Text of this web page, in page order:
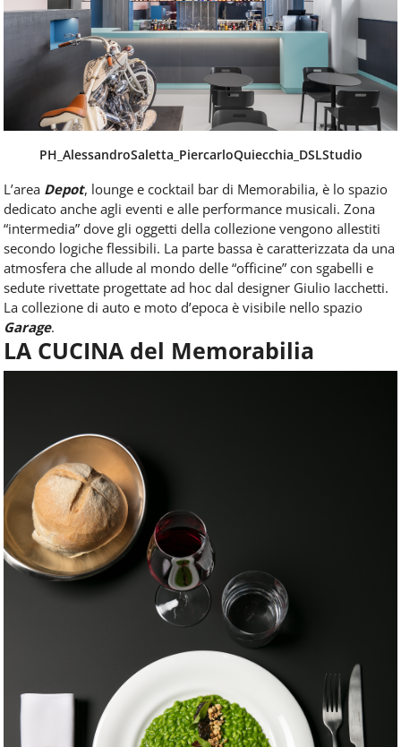
PH_AlessandroSaletta_PiercarloQuiecchia_DSLStudio
L’area Depot, lounge e cocktail bar di Memorabilia, è lo spazio
dedicato anche agli eventi e alle performance musicali. Zona
“intermedia” dove gli oggetti della collezione vengono allestiti
secondo logiche flessibili. La parte bassa è caratterizzata da una
atmosfera che allude al mondo delle “officine” con sgabelli e
sedute rivettate progettate ad hoc dal designer Giulio Iacchetti.
La collezione di auto e moto d’epoca è visibile nello spazio
Garage.
LA CUCINA del Memorabilia